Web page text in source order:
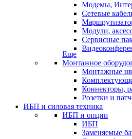
Модемы,
Сетевые
Модули,
Сервисные
Еще
Монтажное
Монтажные
Коннекторы,
Розетки и
ИБП и силовая техника
ИБП и опции
ИБП
Заменяемые